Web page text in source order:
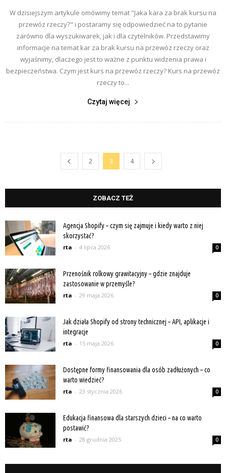
W dzisiejszym artykule omówimy temat "Jaka kara za brak kursu na
przewóz rzeczy?" i postaramy się odpowiedzieć na to pytanie
zarówno dla wyszukiwarek, jak i dla czytelników. Przedstawimy
informacje na temat kar za brak kursu na przewóz rzeczy oraz
wyjaśnimy, dlaczego jest to ważne z punktu widzenia prawa i
bezpieczeństwa. Czym jest kurs na przewóz rzeczy? Kurs na przewóz
rzeczy to...
Czytaj więcej
2 3 4
ZOBACZ TEŻ
Agencja Shopify – czym się zajmuje i kiedy warto z niej
skorzystać?
rta - 4 lipca 2026 0
Przenośnik rolkowy grawitacyjny – gdzie znajduje
zastosowanie w przemyśle?
rta - 29 maja 2026 0
Jak działa Shopify od strony technicznej – API, aplikacje i
integracje
rta - 15 maja 2026 0
Dostępne formy finansowania dla osób zadłużonych – co
warto wiedzieć?
rta - 23 stycznia 2026 0
Edukacja finansowa dla starszych dzieci – na co warto
postawić?
rta - 28 grudnia 2025 0